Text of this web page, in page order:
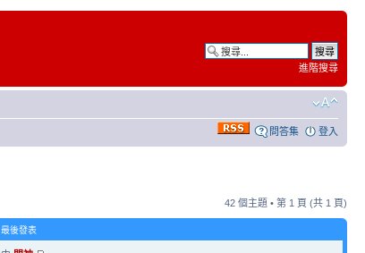
進階搜尋
問答集 登入
42 個主題 • 第 1 頁 (共 1 頁)
最後發表